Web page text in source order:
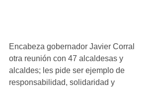
Encabeza gobernador Javier Corral
otra reunión con 47 alcaldesas y
alcaldes; les pide ser ejemplo de
responsabilidad, solidaridad y